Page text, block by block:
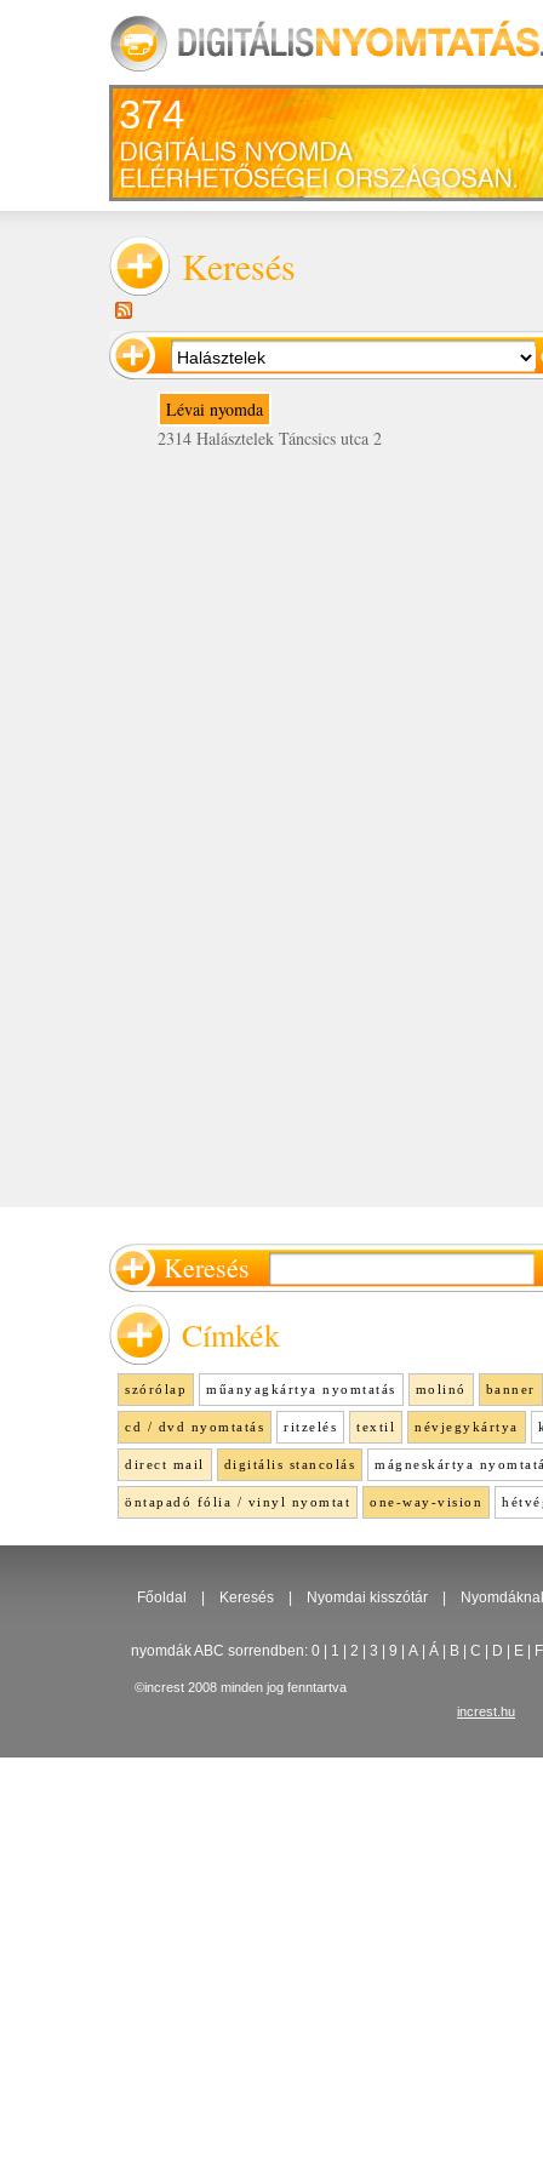
374
Keresés
Lévai nyomda
2314 Halásztelek Táncsics utca 2
Keresés
Címkék
szórólap műanyagkártya nyomtatás molinó banner
cd / dvd nyomtatás ritzelés textil névjegykártya
direct mail digitális stancolás mágneskártya
öntapadó fólia / vinyl nyomtat one-way-vision
Főoldal Keresés Nyomdai kisszótár
nyomdák ABC sorrendben: 0 1 2 3 9 A Á B C D E F
©increst 2008 minden jog fenntartva
increst.hu